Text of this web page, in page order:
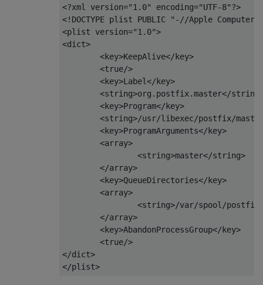
<?xml version="1.0" encoding="UTF-8"?>
<!DOCTYPE plist PUBLIC "-//Apple
<plist
version="1.0">
<dict>
<key>KeepAlive</key>
<true/>
<key>Label</key>
<string>org.postfix.master</
<key>Program</key>
<string>/usr/libexec/postfix/
<key>ProgramArguments</key>
<array>
<string>master</string>
</array>
<key>QueueDirectories</key>
<array>
<string>/var/spool/postfix/
</array>
<key>AbandonProcessGroup</key>
<true/>
</dict>
</plist>